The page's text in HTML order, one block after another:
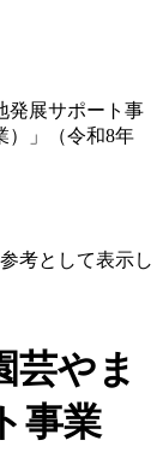
発展サポート事
）」（令和8年
考として表示し
芸やま
事業